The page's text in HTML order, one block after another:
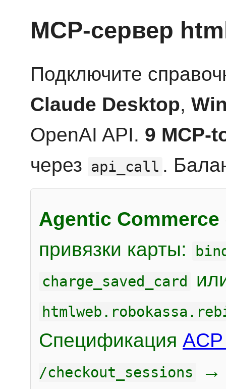
MCP-сервер
Подключите
Claude Desktop,
OpenAI API. 9 MCP-
через api_call .
Agentic Commerce
привязки карты:
charge_saved_card
Спецификация
/checkout_sessions